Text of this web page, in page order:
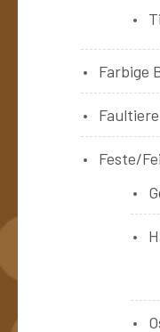
Farbige
Faultiere
Feste/